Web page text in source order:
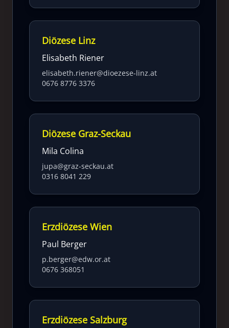
Diözese Linz
Elisabeth Riener
elisabeth.riener@dioezese-linz.at
0676 8776 3376
Diözese Graz-Seckau
Mila Colina
jupa@graz-seckau.at
0316 8041 229
Erzdiözese Wien
Paul Berger
p.berger@edw.or.at
0676 368051
Erzdiözese Salzburg